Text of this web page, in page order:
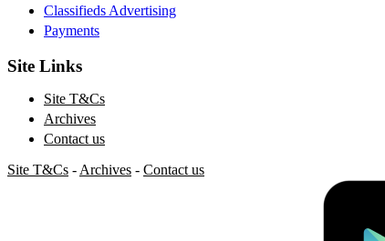
Classifieds Advertising
Payments
Site Links
Site T&Cs
Archives
Contact us
Site T&Cs - Archives - Contact us